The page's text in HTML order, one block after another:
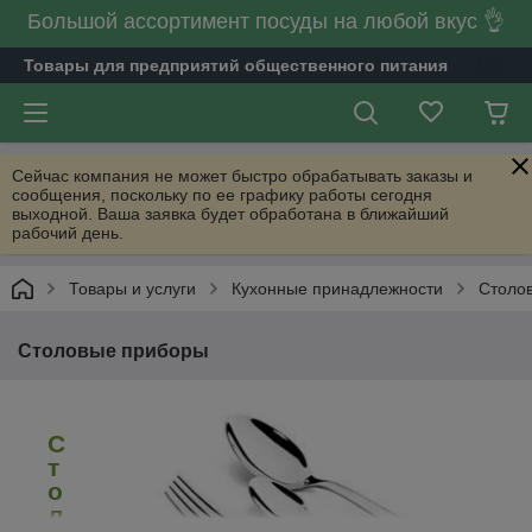
Большой ассортимент посуды на любой вкус 👌
Товары для предприятий общественного питания
Сейчас компания не может быстро обрабатывать заказы и
сообщения, поскольку по ее графику работы сегодня
выходной. Ваша заявка будет обработана в ближайший
рабочий день.
Товары и услуги Кухонные принадлежности
Столовые приборы
С
т
о
л